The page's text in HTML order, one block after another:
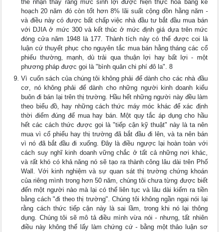
thể nhận thấy rằng mức sinh lợi được hiện thực hóa bằng kế
hoạch 20 năm đó còn tốt hơn 8% lãi suất cộng dồn hằng năm -
và điều này có được bất chấp việc nhà đầu tư bắt đầu mua bán
với DJIA ở mức 300 và kết thúc ở mức định giá dựa trên mức
đóng cửa năm 1948 là 177. Thành tích này có thể được coi là
luận cứ thuyết phục cho nguyên tắc mua bán hằng tháng các cổ
phiếu thường, mạnh, dù trải qua thuận lợi hay bất lợi - một
phương pháp được gọi là "bình quân chi phí đô la". 8
Vì cuốn sách của chúng tôi không phải để dành cho các nhà đầu
cơ, nó không phải để dành cho những người kinh doanh kiểu
buôn đi bán lại trên thị trường. Hầu hết những người này đều làm
theo biểu đồ, hay những cách thức máy móc khác để xác định
thời điểm đúng để mua hay bán. Một quy tắc áp dụng cho hầu
hết các cách thức được gọi là "tiếp cận kỹ thuật" này là ta nên
mua vì cổ phiếu hay thị trường đã bắt đầu đi lên, và ta nên bán
vì nó đã bắt đầu đi xuống. Đây là điều ngược lại hoàn toàn với
cách suy nghĩ kinh doanh vững chắc ở tất cả những nơi khác,
và rất khó có khả năng nó sẽ tạo ra thành công lâu dài trên Phố
Wall. Với kinh nghiệm và sự quan sát thị trường chứng khoán
của riêng mình trong hơn 50 năm, chúng tôi chưa từng được biết
đến một người nào mà lại có thể liên tục và lâu dài kiếm ra tiền
bằng cách "đi theo thị trường". Chúng tôi không ngần ngại nói lại
rằng cách thức tiếp cận này là sai lầm, trong khi nó lại thông
dụng. Chúng tôi sẽ mô tả điều mình vừa nói - nhưng, tất nhiên
điều này không thể lấy làm chứng cứ - bằng một thảo luận sơ